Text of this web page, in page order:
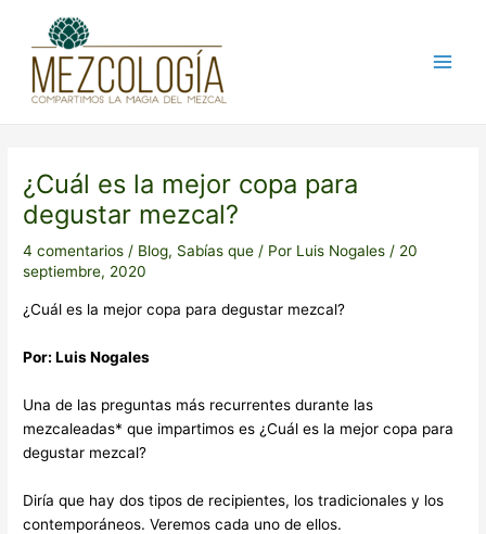
contenido
¿Cuál es la mejor copa para
degustar mezcal?
4 comentarios / Blog, Sabías que / Por Luis Nogales/ 20
septiembre, 2020
¿Cuál es la mejor copa para degustar mezcal?
Por: Luis Nogales
Una de las preguntas más recurrentes durante las
mezcaleadas* que impartimos es ¿Cuál es la mejor copa para
degustar mezcal?
Diría que hay dos tipos de recipientes, los tradicionales y los
contemporáneos. Veremos cada uno de ellos.
navigation